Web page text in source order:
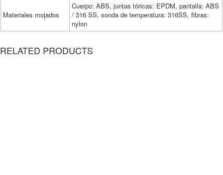
Materiales mojados
Cuerpo: ABS, juntas tóricas: EPDM, pantalla: ABS
/ 316 SS, sonda de temperatura: 316SS, fibras:
nylon
RELATED PRODUCTS